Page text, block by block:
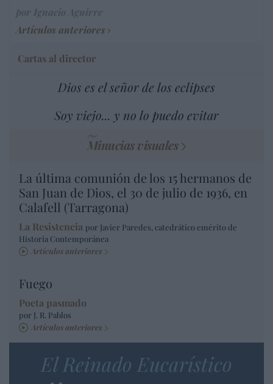
Artículos anteriores
Cartas al director
Dios es el señor de los eclipses
Soy viejo... y no lo puedo evitar
Minucias visuales
La última comunión de los 15 hermanos de
San Juan de Dios, el 30 de julio de 1936, en
Calafell (Tarragona)
La Resistencia por Javier Paredes, catedrático emérito de
Historia Contemporánea
Artículos anteriores
Fuego
Poeta pasmado
por J. R. Pablos
Artículos anteriores
El Reinado Eucarístico